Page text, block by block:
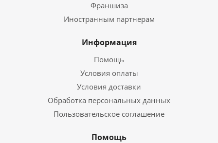
Франшиза
Иностранным партнерам
Информация
Помощь
Условия оплаты
Условия доставки
Обработка персональных данных
Пользовательское соглашение
Помощь